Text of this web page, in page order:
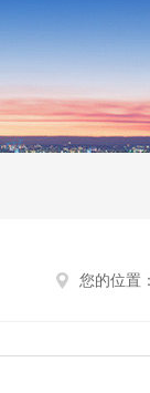
您的位置：